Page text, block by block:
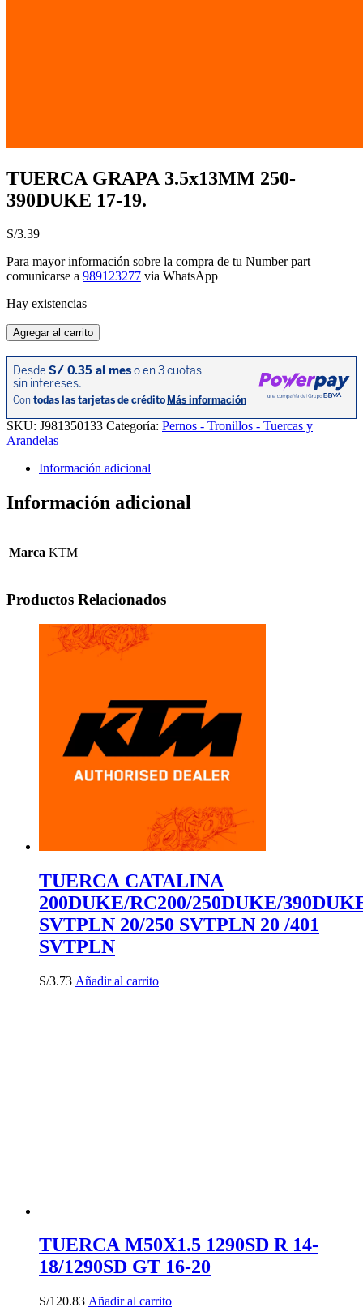
TUERCA GRAPA 3.5x13MM 250-
390DUKE 17-19.
S/3.39
Para mayor información sobre la compra de tu Number part
comunicarse a 989123277 via WhatsApp
Hay existencias
TUERCA
GRAPA
3.5x13MM
250-
390DUKE
17-
19.
cantidad
Agregar al carrito
SKU: J981350133 Categoría: Pernos - Tronillos - Tuercas y
Arandelas
Información adicional
Información adicional
Marca KTM
Productos Relacionados
TUERCA CATALINA
200DUKE/RC200/250DUKE/
SVTPLN 20/250 SVTPLN 20 /401
SVTPLN
S/3.73 Añadir al carrito
TUERCA M50X1.5 1290SD R 14-
18/1290SD GT 16-20
S/120.83 Añadir al carrito